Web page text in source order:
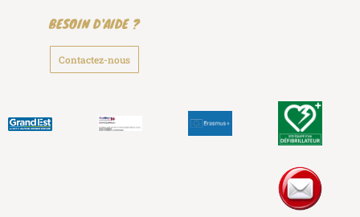
BESOIN D'AIDE ?
Contactez-nous